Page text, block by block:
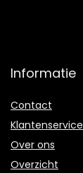
Informatie
Contact
Klantenservice
Over ons
Overzicht